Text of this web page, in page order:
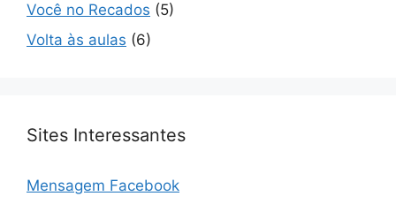
Você no Recados (5)
Volta às aulas (6)
Sites Interessantes
Mensagem Facebook